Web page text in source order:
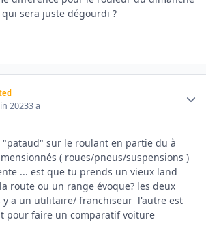
sera juste dégourdi ?
20233 a
sur le roulant en partie du à
( roues/pneus/suspensions )
... est que tu prends un vieux land
route ou un range évoque? les deux
y a un utilitaire/ franchiseur l'autre est
pour faire un comparatif voiture